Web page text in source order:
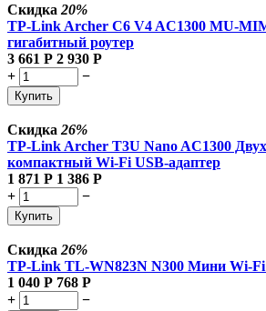
Скидка 20%
TP-Link Archer C6 V4 AC1300 MU-
гигабитный роутер
3 661 Р 2 930 Р
+
−
Купить
Скидка 26%
TP-Link Archer T3U Nano AC1300
компактный Wi-Fi USB-адаптер
1 871 Р 1 386 Р
+
−
Купить
Скидка 26%
TP-Link TL-WN823N N300 Мини Wi-Fi
1 040 Р 768 Р
+
−